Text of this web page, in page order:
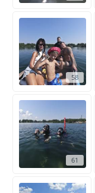
58
61